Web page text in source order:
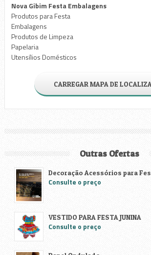
Nova Gibim Festa Embalagens
Produtos para Festa
Embalagens
Produtos de Limpeza
Papelaria
Utensílios Domésticos
CARREGAR MAPA DE
Outras Ofertas
Decoração Acessórios para
Consulte o preço
VESTIDO PARA FESTA JUNINA
Consulte o preço